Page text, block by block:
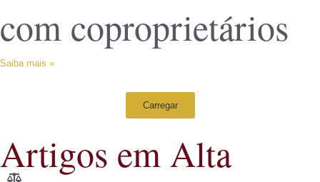
com coproprietários
Saiba mais »
Carregar
Artigos em Alta